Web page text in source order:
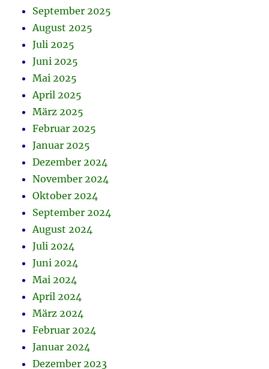
September 2025
August 2025
Juli 2025
Juni 2025
Mai 2025
April 2025
März 2025
Februar 2025
Januar 2025
Dezember 2024
November 2024
Oktober 2024
September 2024
August 2024
Juli 2024
Juni 2024
Mai 2024
April 2024
März 2024
Februar 2024
Januar 2024
Dezember 2023